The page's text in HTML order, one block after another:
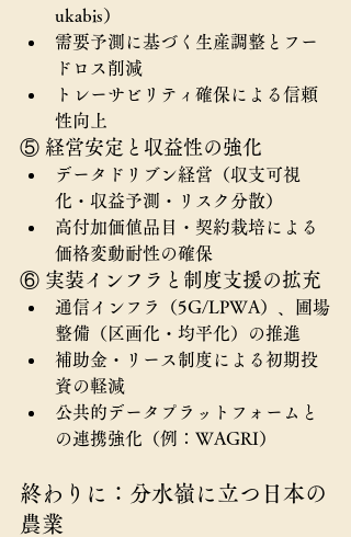
ukabis）
需要予測に基づく生産調整とフー
ドロス削減
トレーサビリティ確保による信頼
性向上
⑤ 経営安定と収益性の強化
データドリブン経営（収支可視
化・収益予測・リスク分散）
高付加価値品目・契約栽培による
価格変動耐性の確保
⑥ 実装インフラと制度支援の拡充
通信インフラ（5G/LPWA）、圃場
整備（区画化・均平化）の推進
補助金・リース制度による初期投
資の軽減
公共的データプラットフォームと
の連携強化（例：WAGRI）
終わりに：分水嶺に立つ日本の
農業